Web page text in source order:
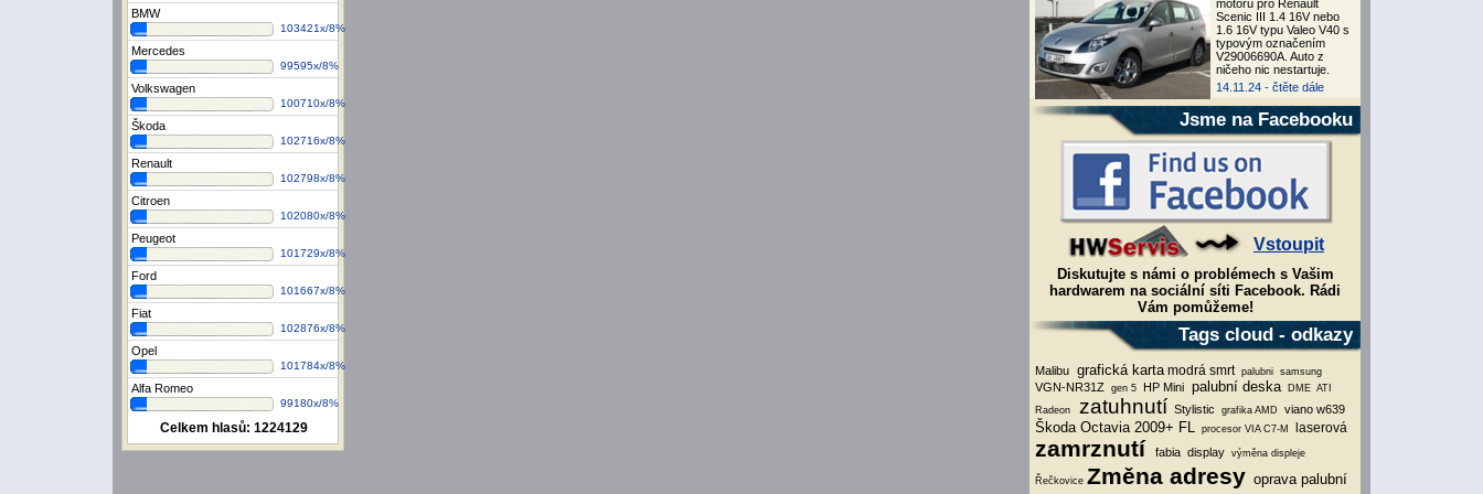
motoru pro Renault
Scenic III 1.4 16V nebo
1.6 16V typu Valeo V40 s
typovým označením
V29006690A. Auto z
ničeho nic nestartuje.
14.11.24 - čtěte dále
Jsme na Facebooku
Vstoupit
Diskutujte s námi o problémech s Vašim
hardwarem na sociální síti Facebook. Rádi
Vám pomůžeme!
Tags cloud - odkazy
Malibu grafická karta modrá smrt palubni samsung
VGN-NR31Z gen 5 HP Mini palubní deska DME ATI
Radeon
zatuhnutí Stylistic grafika AMD viano w639
Škoda Octavia 2009+ FL procesor VIA C7-M laserová
zamrznutí fabia display výměna displeje
Řečkovice Změna adresy oprava palubní
BMW
103421x/8%
Mercedes
99595x/8%
Volkswagen
100710x/8%
Škoda
102716x/8%
Renault
102798x/8%
Citroen
102080x/8%
Peugeot
101729x/8%
Ford
101667x/8%
Fiat
102876x/8%
Opel
101784x/8%
Alfa Romeo
99180x/8%
Celkem hlasů: 1224129